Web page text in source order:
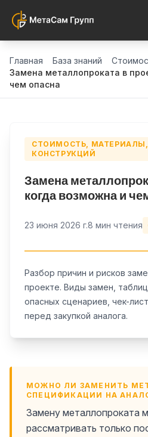
Главная База знаний
Замена металлопроката в
чем опасна
СТОИМОСТЬ,
КОНСТРУКЦИЙ
Замена
когда возможна и
23 июня 2026 г.8 мин чтения
Разбор причин и рисков
проекте. Виды замен,
опасных сценариев, чек-
перед закупкой аналога.
МОЖНО ЛИ ЗАМЕНИТЬ
СПЕЦИФИКАЦИИ НА
Замену металлопроката
рассматривать только